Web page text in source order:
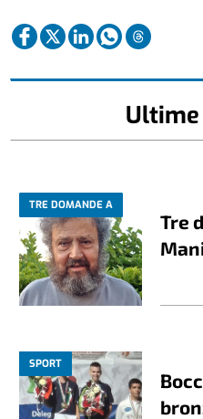
TRE DOMANDE A
Tre
SPORT